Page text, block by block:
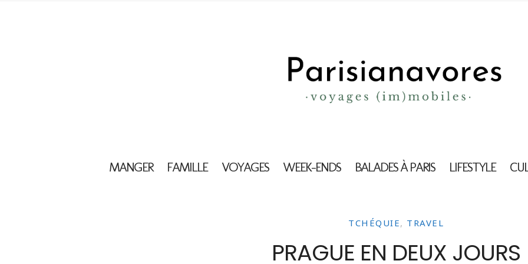
MANGER FAMILLE VOYAGES WEEK-ENDS BALADES À PARIS LIFESTYLE
TCHÉQUIE, TRAVEL
PRAGUE EN DEUX JOURS